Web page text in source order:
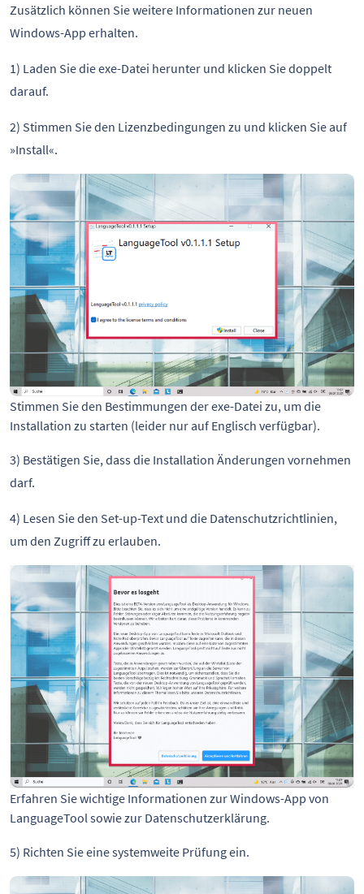
Zusätzlich können Sie weitere Informationen zur neuen
Windows-App erhalten.
1) Laden Sie die exe-Datei herunter und klicken Sie doppelt
darauf.
2) Stimmen Sie den Lizenzbedingungen zu und klicken Sie auf
»Install«.
Stimmen Sie den Bestimmungen der exe-Datei zu, um die
Installation zu starten (leider nur auf Englisch verfügbar).
3) Bestätigen Sie, dass die Installation Änderungen vornehmen
darf.
4) Lesen Sie den Set-up-Text und die Datenschutzrichtlinien,
um den Zugriff zu erlauben.
Erfahren Sie wichtige Informationen zur Windows-App von
LanguageTool sowie zur Datenschutzerklärung.
5) Richten Sie eine systemweite Prüfung ein.